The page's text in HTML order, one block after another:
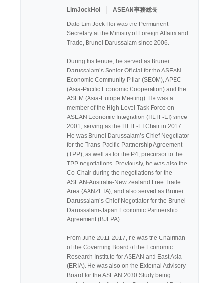
LimJockHoi ASEAN事務総長
Dato Lim Jock Hoi was the Permanent
Secretary at the Ministry of Foreign Affairs and
Trade, Brunei Darussalam since 2006.
During his tenure, he served as Brunei
Darussalam’s Senior Official for the ASEAN
Economic Community Pillar (SEOM), APEC
(Asia-Pacific Economic Cooperation) and the
ASEM (Asia-Europe Meeting). He was a
member of the High Level Task Force on
ASEAN Economic Integration (HLTF-EI) since
2001, serving as the HLTF-EI Chair in 2017.
He was Brunei Darussalam’s Chief Negotiator
for the Trans-Pacific Partnership Agreement
(TPP), as well as for the P4, precursor to the
TPP negotiations. Previously, he was also the
Co-Chair during the negotiations for the
ASEAN-Australia-New Zealand Free Trade
Area (AANZFTA), and also served as Brunei
Darussalam’s Chief Negotiator for the Brunei
Darussalam-Japan Economic Partnership
Agreement (BJEPA).
From June 2011-2017, he was the Chairman
of the Governing Board of the Economic
Research Institute for ASEAN and East Asia
(ERIA). He was also on the External Advisory
Board for the ASEAN 2030 Study being